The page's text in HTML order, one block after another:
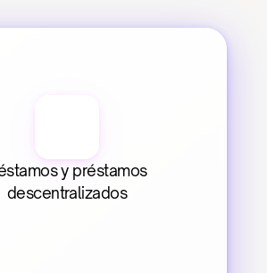
y préstamos
descentralizados